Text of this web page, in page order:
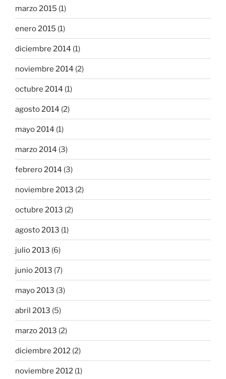
marzo 2015 (1)
enero 2015 (1)
diciembre 2014 (1)
noviembre 2014 (2)
octubre 2014 (1)
agosto 2014 (2)
mayo 2014 (1)
marzo 2014 (3)
febrero 2014 (3)
noviembre 2013 (2)
octubre 2013 (2)
agosto 2013 (1)
julio 2013 (6)
junio 2013 (7)
mayo 2013 (3)
abril 2013 (5)
marzo 2013 (2)
diciembre 2012 (2)
noviembre 2012 (1)